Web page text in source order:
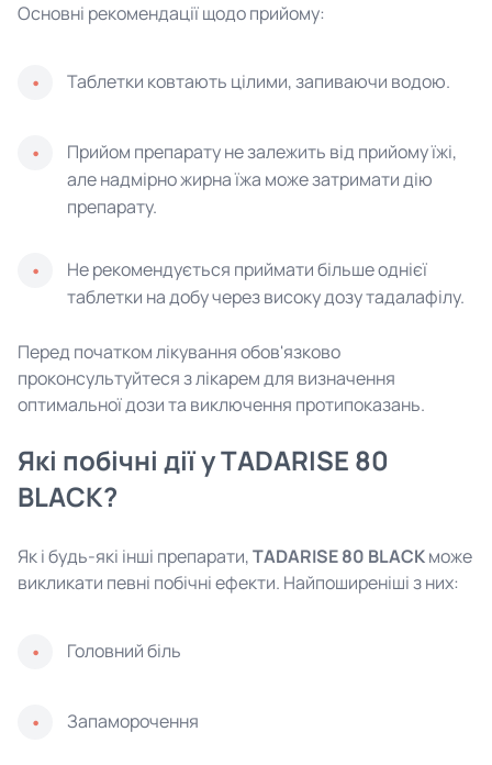
Основні рекомендації щодо прийому:
Таблетки ковтають цілими, запиваючи водою.
Прийом препарату не залежить від прийому їжі,
але надмірно жирна їжа може затримати дію
препарату.
Не рекомендується приймати більше однієї
таблетки на добу через високу дозу тадалафілу.
Перед початком лікування обов'язково
проконсультуйтеся з лікарем для визначення
оптимальної дози та виключення протипоказань.
Які побічні дії у TADARISE 80
BLACK?
Як і будь-які інші препарати,TADARISE 80 BLACKможе
викликати певні побічні ефекти. Найпоширеніші з них:
Головний біль
Запаморочення